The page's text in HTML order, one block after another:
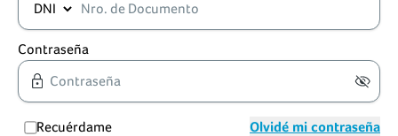
Contraseña
Recuérdame Olvidé mi contraseña